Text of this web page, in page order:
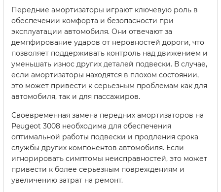
Передние амортизаторы играют ключевую роль в
обеспечении комфорта и безопасности при
эксплуатации автомобиля. Они отвечают за
демпфирование ударов от неровностей дороги, что
позволяет поддерживать контроль над движением и
уменьшать износ других деталей подвески. В случае,
если амортизаторы находятся в плохом состоянии,
это может привести к серьезным проблемам как для
автомобиля, так и для пассажиров.
Своевременная замена передних амортизаторов на
Peugeot 3008 необходима для обеспечения
оптимальной работы подвески и продления срока
службы других компонентов автомобиля. Если
игнорировать симптомы неисправностей, это может
привести к более серьезным повреждениям и
увеличению затрат на ремонт.